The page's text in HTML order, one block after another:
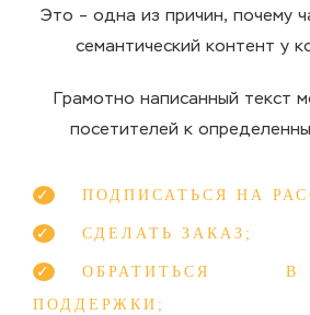
Это – одна из причин, почему
семантический контент у
Грамотно написанный текст
посетителей к
ПОДПИСАТЬСЯ НА
СДЕЛАТЬ ЗАКАЗ;
ОБРАТИТЬСЯ
ПОДДЕРЖКИ;